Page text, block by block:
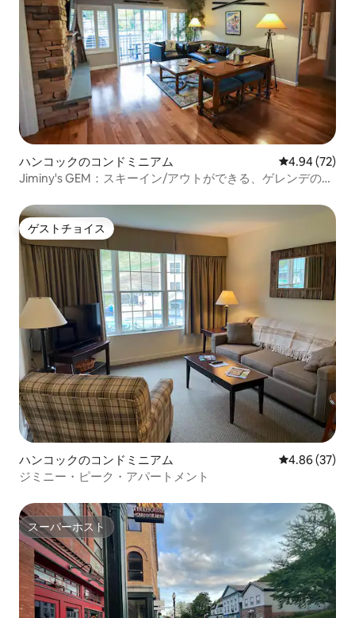
ハンコックのコンドミニアム レビュー72
4.94 (72)
Jiminy's GEM：スキーイン/アウトができる、ゲレンデのす
ゲストチョイス
ゲストチョイス
ハンコックのコンドミニアム レビュー37
4.86 (37)
ジミニー・ピーク・アパートメント
スーパーホスト
スーパーホスト